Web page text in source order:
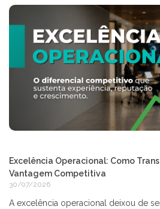
Excelência Operacional: Como
Vantagem Competitiva
30/07/2026
A excelência operacional deixou de